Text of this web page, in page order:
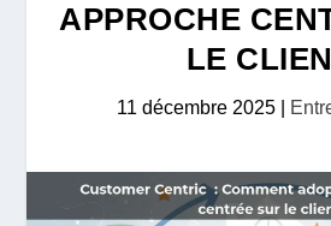
APPROCHE
LE
11 décembre 2025